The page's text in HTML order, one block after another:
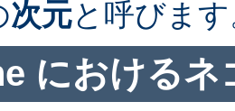
次元と呼びま
におけるネ